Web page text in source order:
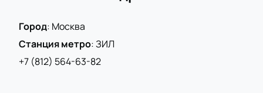
Город: Москва
Станция метро:ЗИЛ
+7 (812) 564-63-82